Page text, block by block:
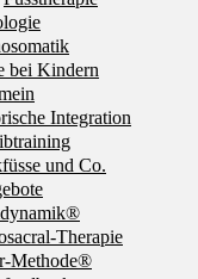
bei Kindern
Integration
und Co.
Therapie
Methode®